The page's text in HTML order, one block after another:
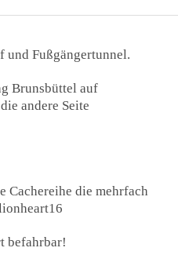
und Fußgängertunnel.
Brunsbüttel auf
andere Seite
Cachereihe die mehrfach
befahrbar!